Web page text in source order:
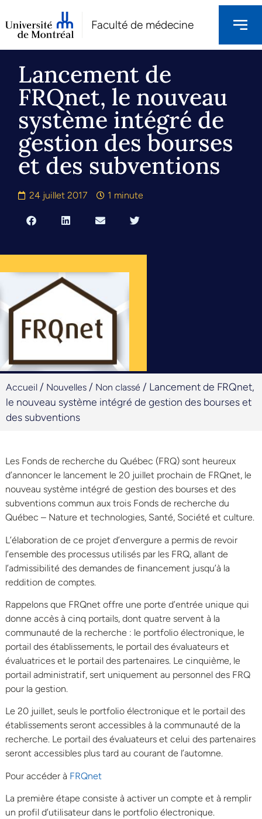
Faculté de médecine
Lancement de
FRQnet, le nouveau
système intégré de
gestion des bourses
et des subventions
24 juillet 2017 1 minute
Accueil / Nouvelles / Non classé / Lancement de FRQnet,
le nouveau système intégré de gestion des bourses et
des subventions
Les Fonds de recherche du Québec (FRQ) sont heureux
d’annoncer le lancement le 20 juillet prochain de FRQnet, le
nouveau système intégré de gestion des bourses et des
subventions commun aux trois Fonds de recherche du
Québec – Nature et technologies, Santé, Société et culture.
L’élaboration de ce projet d’envergure a permis de revoir
l’ensemble des processus utilisés par les FRQ, allant de
l’admissibilité des demandes de financement jusqu’à la
reddition de comptes.
Rappelons que FRQnet offre une porte d’entrée unique qui
donne accès à cinq portails, dont quatre servent à la
communauté de la recherche : le portfolio électronique, le
portail des établissements, le portail des évaluateurs et
évaluatrices et le portail des partenaires. Le cinquième, le
portail administratif, sert uniquement au personnel des FRQ
pour la gestion.
Le 20 juillet, seuls le portfolio électronique et le portail des
établissements seront accessibles à la communauté de la
recherche. Le portail des évaluateurs et celui des partenaires
seront accessibles plus tard au courant de l’automne.
Pour accéder à FRQnet
La première étape consiste à activer un compte et à remplir
un profil d’utilisateur dans le portfolio électronique.